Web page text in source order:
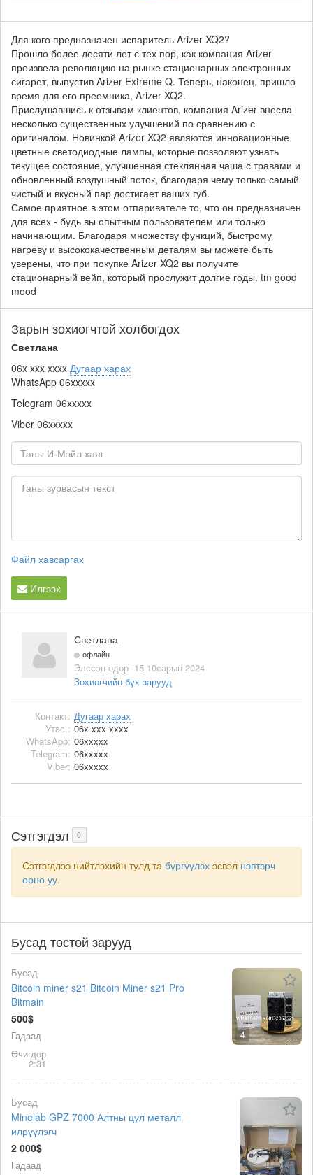
Для кого предназначен испаритель Arizer XQ2?
Прошло более десяти лет с тех пор, как компания Arizer
произвела революцию на рынке стационарных электронных
сигарет, выпустив Arizer Extreme Q. Теперь, наконец, пришло
время для его преемника, Arizer XQ2.
Прислушавшись к отзывам клиентов, компания Arizer внесла
несколько существенных улучшений по сравнению с
оригиналом. Новинкой Arizer XQ2 являются инновационные
цветные светодиодные лампы, которые позволяют узнать
текущее состояние, улучшенная стеклянная чаша с травами и
обновленный воздушный поток, благодаря чему только самый
чистый и вкусный пар достигает ваших губ.
Самое приятное в этом отпаривателе то, что он предназначен
для всех - будь вы опытным пользователем или только
начинающим. Благодаря множеству функций, быстрому
нагреву и высококачественным деталям вы можете быть
уверены, что при покупке Arizer XQ2 вы получите
стационарный вейп, который прослужит долгие годы. tm good
mood
Зарын зохиогчтой холбогдох
Светлана
06x xxx xxxx Дугаар харах
WhatsApp 06xxxxx
Telegram 06xxxxx
Viber 06xxxxx
Файл хавсаргах
Илгээх
Светлана
офлайн
Элссэн өдөр -15 10сарын 2024
Зохиогчийн бүх зарууд
Контакт: Дугаар харах
Утас.: 06x xxx xxxx
WhatsApp: 06xxxxx
Telegram: 06xxxxx
Viber: 06xxxxx
Сэтгэгдэл 0
Сэтгэгдлээ нийтлэхийн тулд та бүргүүлэх эсвэл нэвтэрч
орно уу.
Бусад төстөй зарууд
4
Бусад
Bitcoin miner s21 Bitcoin Miner s21 Pro
Bitmain
500$
Гадаад
Өчигдөр
2:31
Бусад
Minelab GPZ 7000 Алтны цул металл
илрүүлэгч
2 000$
Гадаад